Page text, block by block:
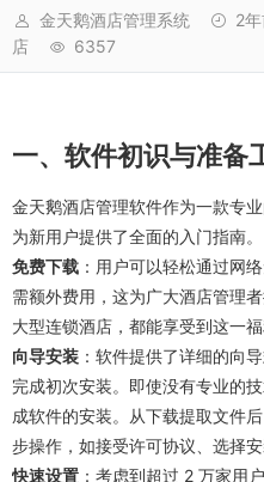
金天鹅酒店管理系统 2
店
6357
一、软件初识与准备
金天鹅酒店管理软件作为一款专
为新用户提供了全面的入门指南。
免费下载 ：用户可以轻松通过网
需额外费用，这为广大酒店管理
大型连锁酒店，都能享受到这一福
向导安装 ：软件提供了详细的向
完成初次安装。即使没有专业的
成软件的安装。从下载提取文件
步操作，如接受许可协议、选择
快速设置 ：考虑到超过 2 万家用